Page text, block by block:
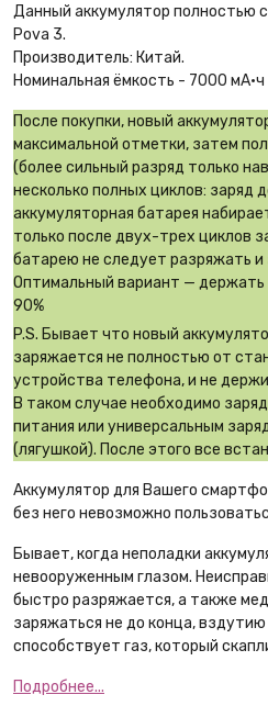
Данный аккумулятор полностью
Pova 3.
Производитель: Китай.
Номинальная ёмкость - 7000 мА·ч
После покупки, новый
максимальной отметки, затем
(более сильный разряд только
несколько полных циклов: заряд
аккумуляторная батарея
только после двух-трех циклов
батарею не следует разряжать и
Оптимальный вариант — держать
90%
P.S. Бывает что новый
заряжается не полностью от
устройства телефона, и не
В таком случае необходимо
питания или универсальным
(лягушкой). После этого все
Аккумулятор для Вашего
без него невозможно
Бывает, когда неполадки
невооруженным глазом.
быстро разряжается, а также
заряжаться не до конца,
способствует газ, который
Подробнее...